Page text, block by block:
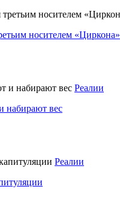
носителем «Циркона»
Реалии
набирают вес
Реалии